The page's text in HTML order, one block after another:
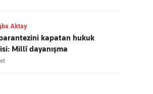
Aktay
kapatan hukuk
Millî dayanışma